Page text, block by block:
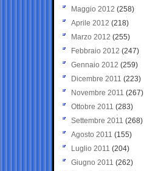
Maggio 2012 (258)
Aprile 2012 (218)
Marzo 2012 (255)
Febbraio 2012 (247)
Gennaio 2012 (259)
Dicembre 2011 (223)
Novembre 2011 (267)
Ottobre 2011 (283)
Settembre 2011 (268)
Agosto 2011 (155)
Luglio 2011 (204)
Giugno 2011 (262)